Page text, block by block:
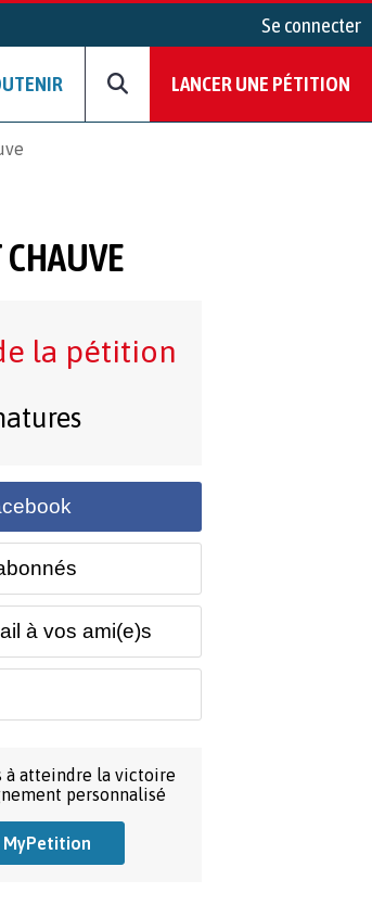
Se connecter
LANCER UNE PÉTITION
CHAUVE
la pétition
à vos ami(e)s
à atteindre la victoire
personnalisé
MyPetition